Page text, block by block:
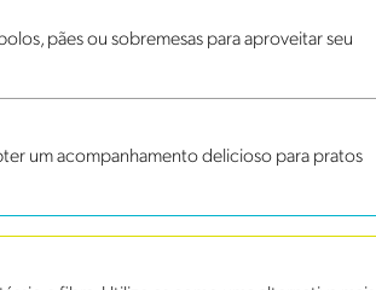
pães ou sobremesas para aproveitar seu
um acompanhamento delicioso para pratos